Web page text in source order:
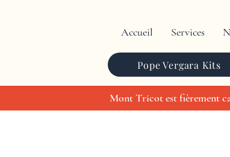
Accueil Services
Pope Vergara Kits
Mont Tricot est fièrement